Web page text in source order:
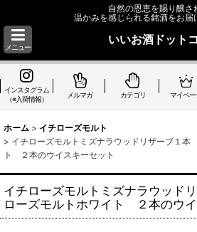
自然の恩恵を賜り醸さ
温かみを感じられる銘酒をお届
メニュー
いいお酒ドット
インスタグラム
（※入荷情報）
メルマガ カテゴリ マイペー
ホーム > イチローズモルト
> イチローズモルトミズナラウッドリザーブ１
ト ２本のウイスキーセット
イチローズモルトミズナラウッド
ローズモルトホワイト ２本のウ